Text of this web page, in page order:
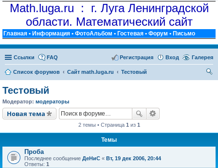
Math.luga.ru : г. Луга Ленинградской
области. Математический сайт
Главная • Информация • ФотоАльбом • Гостевая • Форум • Письмо
Ссылки Галерея
FAQ Вход
Регистрация
Список форумов Сайт math.luga.ru
Тестовый
Тестовый
Модератор: модераторы
Новая тема
2 темы • Страница 1 из 1
Темы
Проба
Последнее сообщение ДеНиС « Вт, 19 дек 2006, 20:44
Ответы: 1